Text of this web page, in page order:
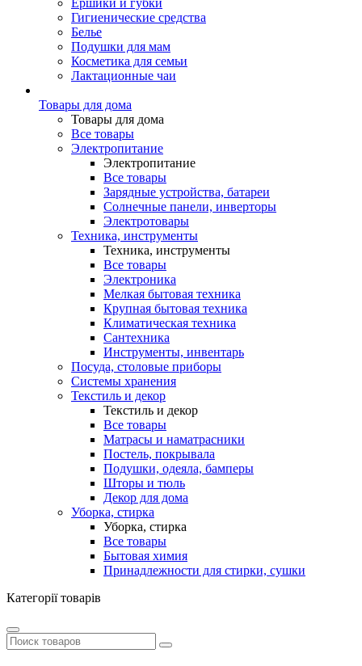
Ершики и губки
Гигиенические средства
Белье
Подушки для мам
Косметика для семьи
Лактационные чаи
Товары для дома
Товары для дома
Все товары
Электропитание
Электропитание
Все товары
Зарядные устройства, батареи
Солнечные панели, инверторы
Электротовары
Техника, инструменты
Техника, инструменты
Все товары
Электроника
Мелкая бытовая техника
Крупная бытовая техника
Климатическая техника
Сантехника
Инструменты, инвентарь
Посуда, столовые приборы
Системы хранения
Текстиль и декор
Текстиль и декор
Все товары
Матрасы и наматрасники
Постель, покрывала
Подушки, одеяла, бамперы
Шторы и тюль
Декор для дома
Уборка, стирка
Уборка, стирка
Все товары
Бытовая химия
Принадлежности для стирки, сушки
Категорії товарів